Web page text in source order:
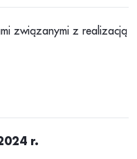
związanymi z realizacją
r.